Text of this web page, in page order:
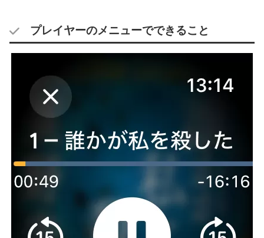
プレイヤーのメニューでできること